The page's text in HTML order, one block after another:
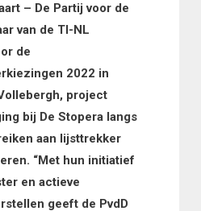
– De Partij voor de
van de TI-NL
de
2022 in
project
bij De Stopera langs
aan lijsttrekker
“Met hun initiatief
en actieve
geeft de PvdD